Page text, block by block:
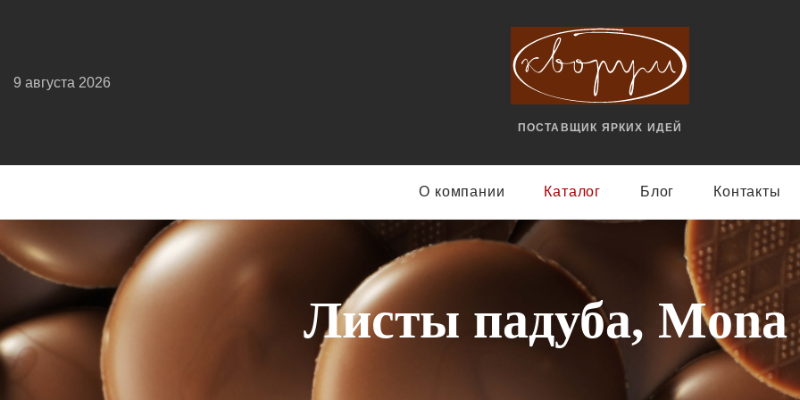
ПОСТАВЩИК ЯРКИX ИДЕЙ
9 августа 2026
О компании Каталог Блог Контакты
Листы падуба,